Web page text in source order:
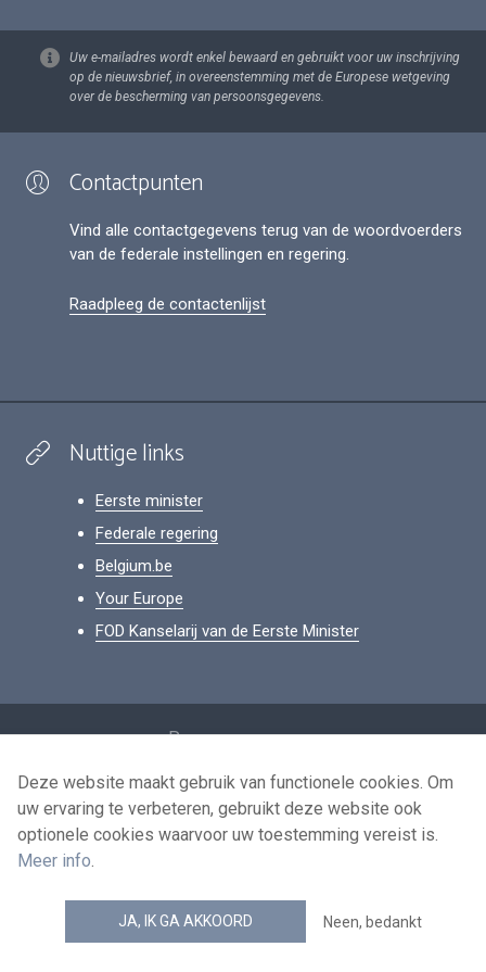
Uw e-mailadres wordt enkel bewaard en gebruikt voor uw inschrijving
op de nieuwsbrief, in overeenstemming met de Europese wetgeving
over de bescherming van persoonsgegevens.
Contactpunten
Vind alle contactgegevens terug van de woordvoerders
van de federale instellingen en regering.
Raadpleeg de contactenlijst
Nuttige links
Eerste minister
Federale regering
Belgium.be
Your Europe
FOD Kanselarij van de Eerste Minister
Persoonsgegevens
Voorwaarden voor het hergebruik
Contacteer ons
news.belgium RSS feed
© 2026 - news.belgium.be
Deze website maakt gebruik van functionele cookies. Om
uw ervaring te verbeteren, gebruikt deze website ook
optionele cookies waarvoor uw toestemming vereist is.
Meer info.
JA, IK GA AKKOORD Neen, bedankt